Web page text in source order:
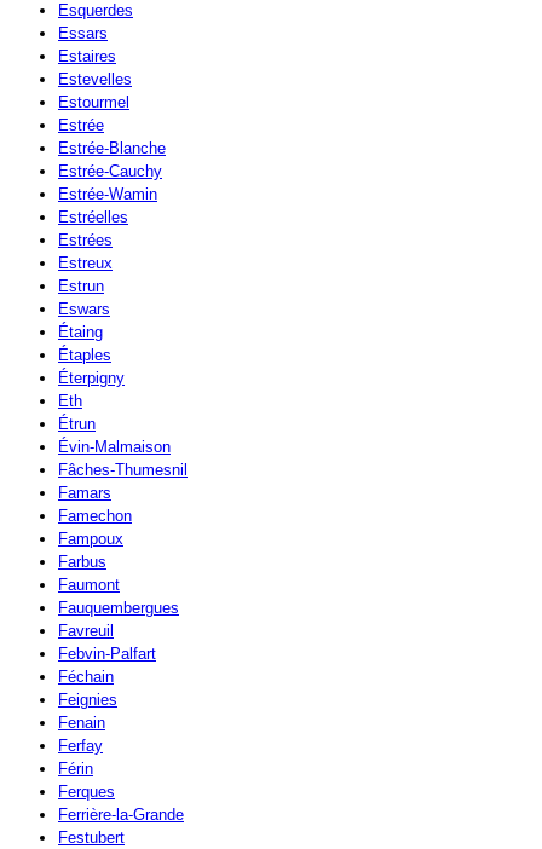
Esquerdes
Essars
Estaires
Estevelles
Estourmel
Estrée
Estrée-Blanche
Estrée-Cauchy
Estrée-Wamin
Estréelles
Estrées
Estreux
Estrun
Eswars
Étaing
Étaples
Éterpigny
Eth
Étrun
Évin-Malmaison
Fâches-Thumesnil
Famars
Famechon
Fampoux
Farbus
Faumont
Fauquembergues
Favreuil
Febvin-Palfart
Féchain
Feignies
Fenain
Ferfay
Férin
Ferques
Ferrière-la-Grande
Festubert